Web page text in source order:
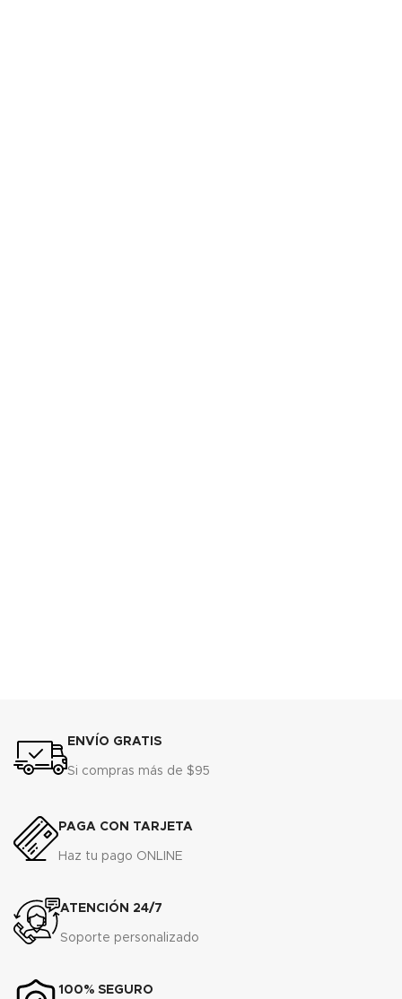
ENVÍO GRATIS
Si compras más de $95
PAGA CON TARJETA
Haz tu pago ONLINE
ATENCIÓN 24/7
Soporte personalizado
100% SEGURO